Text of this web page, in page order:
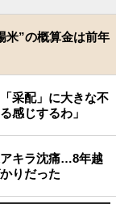
米”の概算金は前年
采配」に大きな不
感じするわ」
キラ沈痛…8年越
りだった